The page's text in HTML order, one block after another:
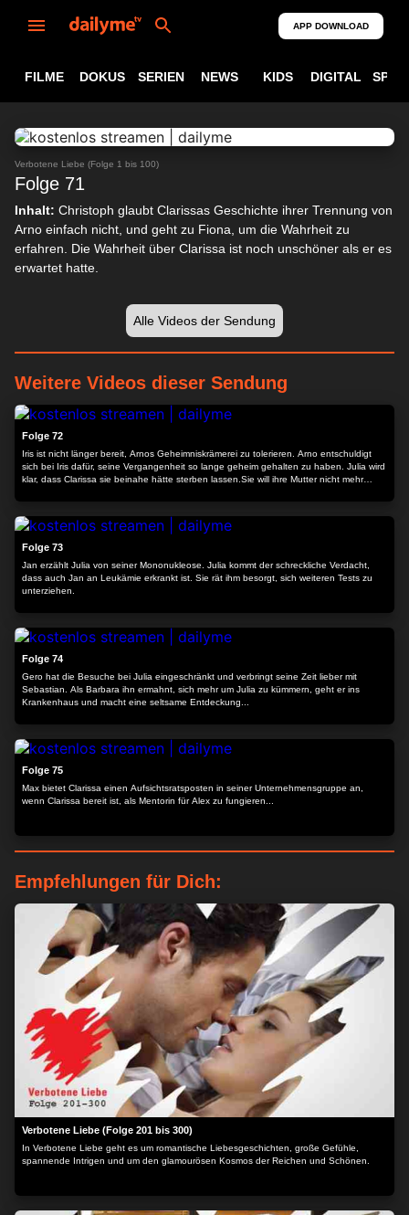
APP DOWNLOAD
FILME DOKUS SERIEN NEWS KIDS DIGITAL
Verbotene Liebe (Folge 1 bis 100)
Folge 71
Inhalt: Christoph glaubt Clarissas Geschichte ihrer Trennung von
Arno einfach nicht, und geht zu Fiona, um die Wahrheit zu
erfahren. Die Wahrheit über Clarissa ist noch unschöner als er es
erwartet hatte.
Alle Videos der Sendung
Weitere Videos dieser Sendung
Folge 72
Iris ist nicht länger bereit, Arnos Geheimniskrämerei zu tolerieren. Arno entschuldigt
sich bei Iris dafür, seine Vergangenheit so lange geheim gehalten zu haben. Julia wird
klar, dass Clarissa sie beinahe hätte sterben lassen.Sie will ihre Mutter nicht mehr
Folge 73
Jan erzählt Julia von seiner Mononukleose. Julia kommt der schreckliche Verdacht,
dass auch Jan an Leukämie erkrankt ist. Sie rät ihm besorgt, sich weiteren Tests zu
unterziehen.
Folge 74
Gero hat die Besuche bei Julia eingeschränkt und verbringt seine Zeit lieber mit
Sebastian. Als Barbara ihn ermahnt, sich mehr um Julia zu kümmern, geht er ins
Krankenhaus und macht eine seltsame Entdeckung...
Folge 75
Max bietet Clarissa einen Aufsichtsratsposten in seiner Unternehmensgruppe an,
wenn Clarissa bereit ist, als Mentorin für Alex zu fungieren...
Empfehlungen für Dich:
Verbotene Liebe (Folge 201 bis 300)
In Verbotene Liebe geht es um romantische Liebesgeschichten, große Gefühle,
spannende Intrigen und um den glamourösen Kosmos der Reichen und Schönen.